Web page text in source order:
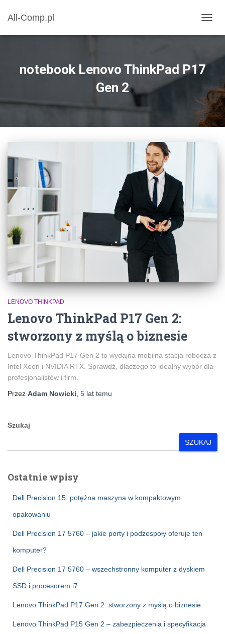
All-Comp.pl
notebook Lenovo ThinkPad P17
Gen 2
LENOVO THINKPAD
Lenovo ThinkPad P17 Gen 2:
stworzony z myślą o biznesie
Lenovo ThinkPad P17 Gen 2 to wydajna mobilna stacja robocza z
Intel Xeon i NVIDIA RTX. Sprawdź, dlaczego to idealny wybór dla
profesjonalistów i firm.
Przez Adam Nowicki 5 lat temu
Szukaj
SZUKAJ
Ostatnie wpisy
Dell Precision 15: potężna maszyna w kompaktowym
opakowaniu
Dell Precision 17 5760 – jakie porty i podzespoły oferuje ten
komputer?
Dell Precision 17 5760 – wszechstronny komputer z dyskiem
SSD i procesorem i7
Lenovo ThinkPad P17 Gen 2: stworzony z myślą o biznesie
Lenovo ThinkPad P15 Gen 2 – zabezpieczenia i specyfikacja